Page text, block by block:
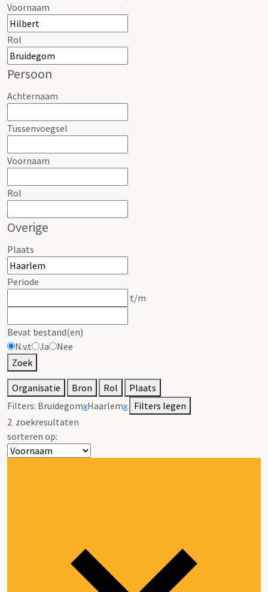
Voornaam
Rol
Persoon
Achternaam
Tussenvoegsel
Voornaam
Rol
Overige
Plaats
Periode
t/m
Bevat bestand(en)
N.v.t
Ja
Nee
Zoek
Organisatie Bron Rol
Plaats
Filters: BruidegomxHaarlemx Filters legen
2 zoekresultaten
sorteren op: